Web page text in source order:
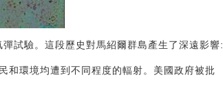
試驗。這段歷史對馬紹爾群島產生了深遠影響:
和環境均遭到不同程度的輻射。美國政府被批